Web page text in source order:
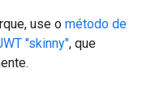
use o método de
"skinny", que